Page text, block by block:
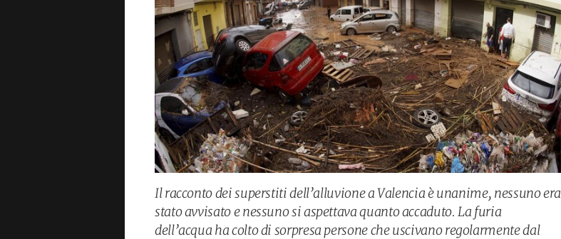
Il racconto dei superstiti dell’alluvione a Valencia è unanime, nessuno era
stato avvisato e nessuno si aspettava quanto accaduto. La furia
dell’acqua ha colto di sorpresa persone che uscivano regolarmente dal